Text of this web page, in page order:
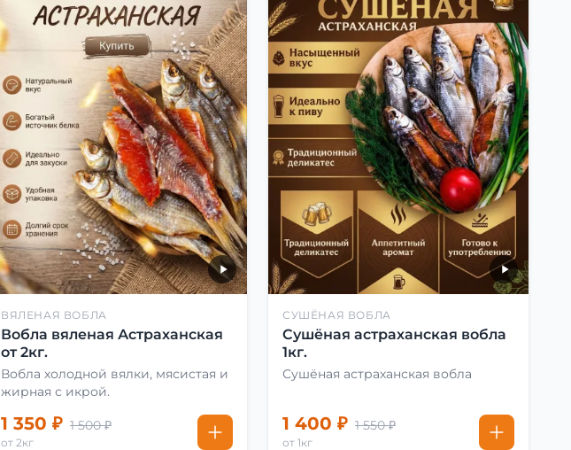
ВЯЛЕНАЯ ВОБЛА
Вобла вяленая Астраханская
от 2кг.
Вобла холодной вялки, мясистая и
жирная с икрой.
1 350 ₽ 1 500 ₽
от 2кг
СУШЁНАЯ ВОБЛА
Сушёная астраханская вобла
1кг.
Сушёная астраханская вобла
1 400 ₽ 1 550 ₽
от 1кг